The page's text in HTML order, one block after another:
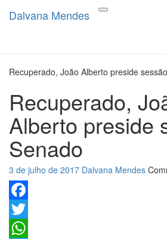
Toggle
Dalvana Mendes
Dalvana Mendes
Espaço de conteúdo
Recuperado, João Alberto preside
Recuperado,
Alberto preside
Senado
3 de julho de 2017 Dalvana Mendes
Facebook
Twitter